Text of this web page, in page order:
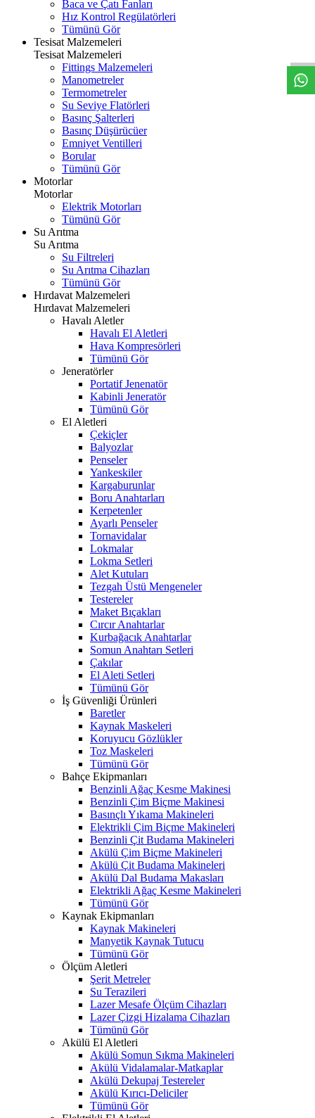
Baca ve Çatı Fanları
Hız Kontrol Regülatörleri
Tümünü Gör
Tesisat Malzemeleri
Tesisat Malzemeleri
Fittings Malzemeleri
Manometreler
Termometreler
Su Seviye Flatörleri
Basınç Şalterleri
Basınç Düşürücüer
Emniyet Ventilleri
Borular
Tümünü Gör
Motorlar
Motorlar
Elektrik Motorları
Tümünü Gör
Su Arıtma
Su Arıtma
Su Filtreleri
Su Arıtma Cihazları
Tümünü Gör
Hırdavat Malzemeleri
Hırdavat Malzemeleri
Havalı Aletler
Havalı El Aletleri
Hava Kompresörleri
Tümünü Gör
Jeneratörler
Portatif Jenenatör
Kabinli Jeneratör
Tümünü Gör
El Aletleri
Çekiçler
Balyozlar
Penseler
Yankeskiler
Kargaburunlar
Boru Anahtarları
Kerpetenler
Ayarlı Penseler
Tornavidalar
Lokmalar
Lokma Setleri
Alet Kutuları
Tezgah Üstü Mengeneler
Testereler
Maket Bıçakları
Cırcır Anahtarlar
Kurbağacık Anahtarlar
Somun Anahtarı Setleri
Çakılar
El Aleti Setleri
Tümünü Gör
İş Güvenliği Ürünleri
Baretler
Kaynak Maskeleri
Koruyucu Gözlükler
Toz Maskeleri
Tümünü Gör
Bahçe Ekipmanları
Benzinli Ağaç Kesme Makinesi
Benzinli Çim Biçme Makinesi
Basınçlı Yıkama Makineleri
Elektrikli Çim Biçme Makineleri
Benzinli Çit Budama Makineleri
Akülü Çim Biçme Makineleri
Akülü Çit Budama Makineleri
Akülü Dal Budama Makasları
Elektrikli Ağaç Kesme Makineleri
Tümünü Gör
Kaynak Ekipmanları
Kaynak Makineleri
Manyetik Kaynak Tutucu
Tümünü Gör
Ölçüm Aletleri
Şerit Metreler
Su Terazileri
Lazer Mesafe Ölçüm Cihazları
Lazer Çizgi Hizalama Cihazları
Tümünü Gör
Akülü El Aletleri
Akülü Somun Sıkma Makineleri
Akülü Vidalamalar-Matkaplar
Akülü Dekupaj Testereler
Akülü Kırıcı-Deliciler
Tümünü Gör